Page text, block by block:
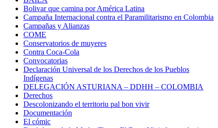
Bolivar que camina por América Latina
Campaña Internacional contra el Paramilitarismo en Colombia
Campañas y Alianzas
COME
Conservatorios de muyeres
Contra Coca-Cola
Convocatorias
Declaración Universal de los Derechos de los Pueblos
Indígenas
DELEGACIÓN ASTURIANA – DDHH – COLOMBIA
Derechos
Descolonizando el territoriu pal bon vivir
Documentación
El cómic